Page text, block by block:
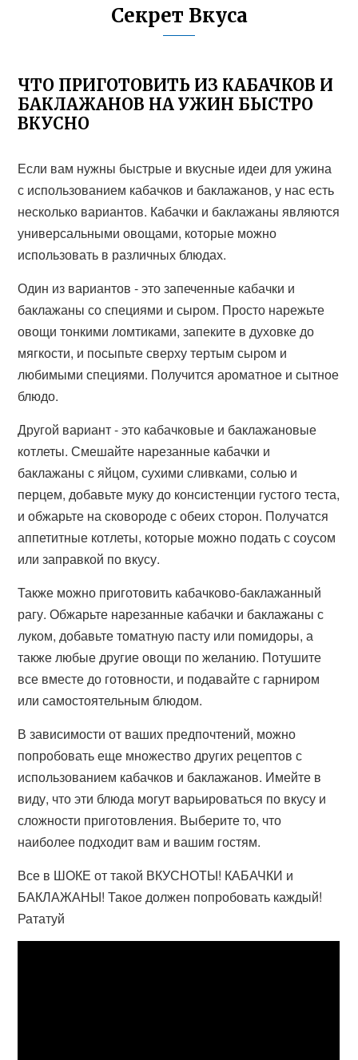
Секрет Вкуса
ЧТО ПРИГОТОВИТЬ ИЗ КАБАЧКОВ И
БАКЛАЖАНОВ НА УЖИН БЫСТРО
ВКУСНО
Если вам нужны быстрые и вкусные идеи для ужина
с использованием кабачков и баклажанов, у нас есть
несколько вариантов. Кабачки и баклажаны являются
универсальными овощами, которые можно
использовать в различных блюдах.
Один из вариантов - это запеченные кабачки и
баклажаны со специями и сыром. Просто нарежьте
овощи тонкими ломтиками, запеките в духовке до
мягкости, и посыпьте сверху тертым сыром и
любимыми специями. Получится ароматное и сытное
блюдо.
Другой вариант - это кабачковые и баклажановые
котлеты. Смешайте нарезанные кабачки и
баклажаны с яйцом, сухими сливками, солью и
перцем, добавьте муку до консистенции густого теста,
и обжарьте на сковороде с обеих сторон. Получатся
аппетитные котлеты, которые можно подать с соусом
или заправкой по вкусу.
Также можно приготовить кабачково-баклажанный
рагу. Обжарьте нарезанные кабачки и баклажаны с
луком, добавьте томатную пасту или помидоры, а
также любые другие овощи по желанию. Потушите
все вместе до готовности, и подавайте с гарниром
или самостоятельным блюдом.
В зависимости от ваших предпочтений, можно
попробовать еще множество других рецептов с
использованием кабачков и баклажанов. Имейте в
виду, что эти блюда могут варьироваться по вкусу и
сложности приготовления. Выберите то, что
наиболее подходит вам и вашим гостям.
Все в ШОКЕ от такой ВКУСНОТЫ! КАБАЧКИ и
БАКЛАЖАНЫ! Такое должен попробовать каждый!
Рататуй